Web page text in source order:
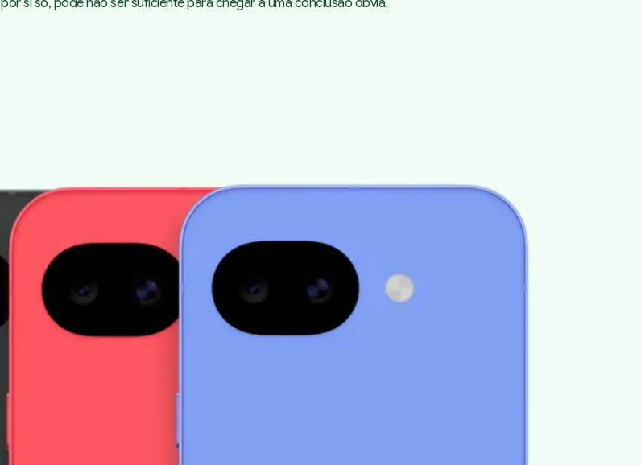
por si só, pode não ser suficiente para chegar a uma conclusão obvia.